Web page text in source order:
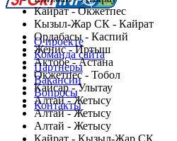
Кайрат - Окжетпес
Кызыл-Жар СК - Кайрат
Ордабасы - Каспий
Женис - Иртыш
Актобе - Астана
Окжетпес - Тобол
Кайсар - Улытау
Алтай - Жетысу
Алтай - Жетысу
Алтай - Жетысу
О проекте
Команда сайта
Партнеры
Вакансии
Вопросы
Контакты